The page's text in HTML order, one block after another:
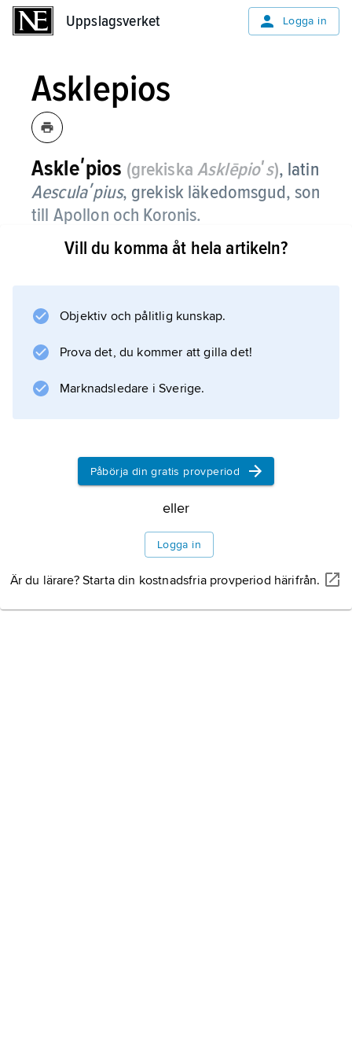
Uppslagsverket Logga in
Asklepios
Askleʹpios (grekiskaAsklēpioʹs), latin
Aesculaʹpius, grekisk läkedomsgud, son
till Apollon och Koronis.
Asklepios hade troligen sitt ursprung som
sänder och helar sjukdom. Anknytningen till
stav med omslingrad orm (se bild
eskulapstav
), och av en underjordisk, labyrintliknande
Litteraturanvisning
Information om artikeln
Vill du komma åt hela artikeln?
Objektiv och pålitlig kunskap.
Prova det, du kommer att gilla det!
Marknadsledare i Sverige.
Påbörja din gratis provperiod
eller
Logga in
Är du lärare? Starta din kostnadsfria provperiod härifrån.